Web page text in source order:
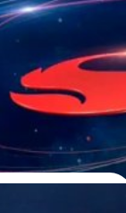
ตโฟน Android
1 ที่นำฟีเจอร์